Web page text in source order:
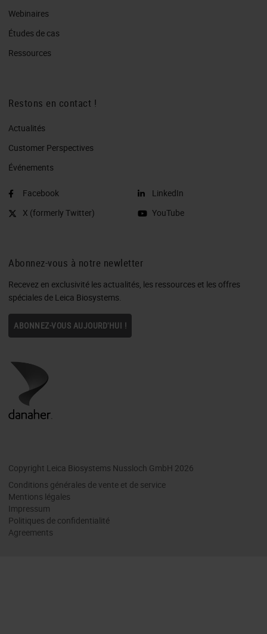
Webinaires
Études de cas
Ressources
Restons en contact !
Actualités
Customer Perspectives​
Événements
Facebook
X (formerly Twitter)
LinkedIn
YouTube
Abonnez-vous à notre newletter
Recevez en exclusivité les actualités, les ressources et les offres
spéciales de Leica Biosystems.
ABONNEZ-VOUS AUJOURD'HUI !
Copyright Leica Biosystems Nussloch GmbH 2026
Conditions générales de vente et de service
Mentions légales
Impressum
Politiques de confidentialité
Agreements